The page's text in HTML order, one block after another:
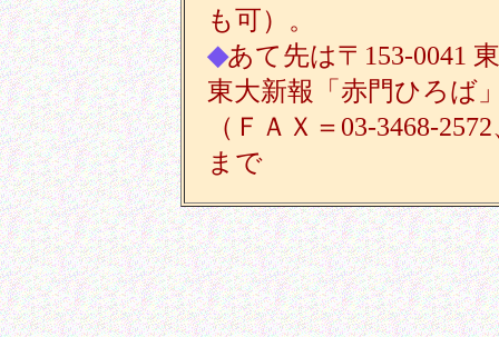
も可）。
◆あて先は〒153-0041
東大新報「赤門ひろば
（ＦＡＸ＝03-3468-
まで